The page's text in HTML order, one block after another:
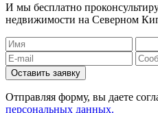
И мы бесплатно
недвижимости на Северном
Отправляя форму, вы даете
персональных данных.